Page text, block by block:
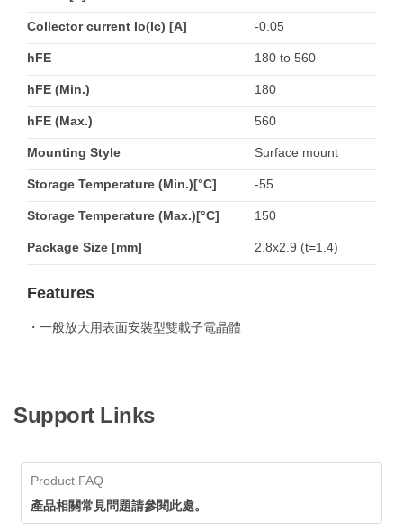
Collector current Io(Ic) [A] -0.05
hFE 180 to 560
hFE (Min.) 180
hFE (Max.) 560
Mounting Style Surface mount
Storage Temperature (Min.)[°C] -55
Storage Temperature (Max.)[°C] 150
Package Size [mm] 2.8x2.9 (t=1.4)
Features
・一般放大用表面安裝型雙載子電晶體
Support Links
Product FAQ
產品相關常見問題請參閱此處。